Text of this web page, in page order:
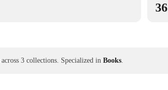
36
across 3 collections. Specialized in Books.